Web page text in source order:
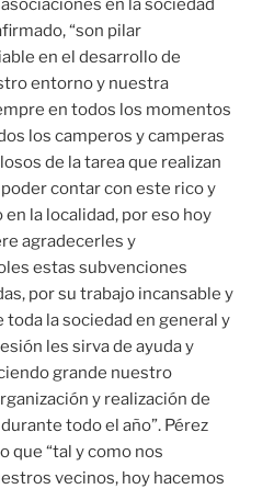
en la sociedad
“son pilar
en el desarrollo de
entorno y nuestra
en todos los momentos
los camperos y camperas
de la tarea que realizan
contar con este rico y
la localidad, por eso hoy
agradecerles y
estas subvenciones
por su trabajo incansable y
la sociedad en general y
les sirva de ayuda y
grande nuestro
y realización de
todo el año”. Pérez
que “tal y como nos
vecinos, hoy hacemos